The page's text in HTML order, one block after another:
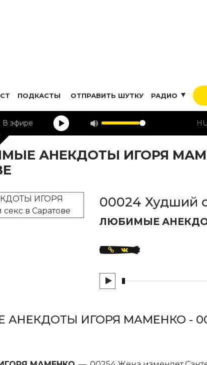
ПОДКАСТЫ ОТПРАВИТЬ ШУТКУ РАДИО
В эфире HUMOR FM
АНЕКДОТЫ ИГОРЯ
00024 Худший
ЛЮБИМЫЕ
ИГОРЯ МАМЕНКО -